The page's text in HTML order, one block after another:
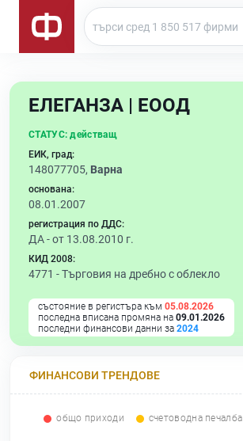
ЕЛЕГАНЗА | ЕООД
СТАТУС: действащ
ЕИК, град:
148077705, Варна
основана:
08.01.2007
регистрация по ДДС:
ДА - от 13.08.2010 г.
КИД 2008:
4771 -Търговия на дребно с облекло
състояние в регистъра към 05.08.2026
последна вписана промяна на 09.01.2026
последни финансови данни за 2024
ФИНАНСОВИ ТРЕНДОВЕ
общо приходи счетоводна печалба